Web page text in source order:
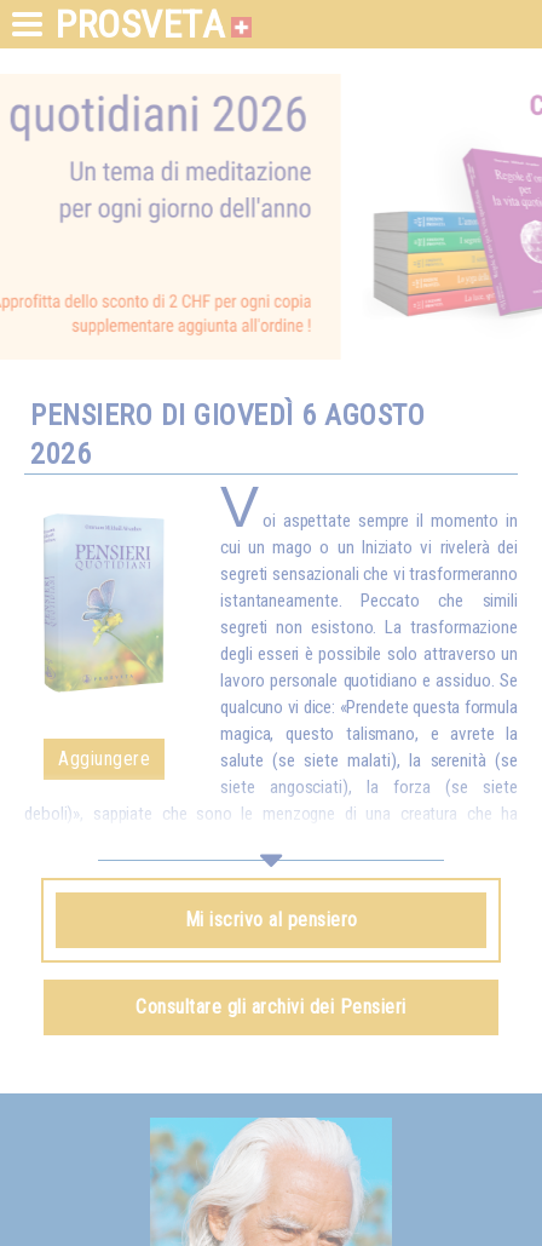
PROSVETA
PENSIERO DI GIOVEDÌ 6 AGOSTO
2026
Aggiungere
Voi aspettate sempre il momento in
cui un mago o un Iniziato vi rivelerà dei
segreti sensazionali che vi trasformeranno
istantaneamente. Peccato che simili
segreti non esistono. La trasformazione
degli esseri è possibile solo attraverso un
lavoro personale quotidiano e assiduo. Se
qualcuno vi dice: «Prendete questa formula
magica, questo talismano, e avrete la
salute (se siete malati), la serenità (se
siete angosciati), la forza (se siete
deboli)», sappiate che sono le menzogne di una creatura che ha
possibile, ma solo se fate degli sforzi. A quel punto, ciò che avrete
ottenuto sarà talmente stabile che nessuno potrà togliervelo». E
dovete sapere che tutto ciò che si ottiene attraverso procedimenti
magici – ed è vero che ne esistono alcuni di una certa efficacia – non
credeva di possedere, poiché non lo si è ottenuto dall'interno grazie a
Che cos'è un Maestro Spirituale, capitolo I
Mi iscrivo al pensiero
Consultare gli archivi dei Pensieri